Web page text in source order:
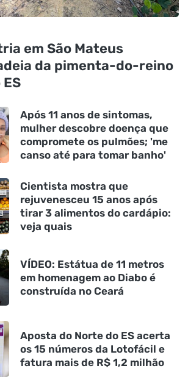
em São Mateus
da pimenta-do-reino
Após 11 anos de sintomas,
mulher descobre doença que
compromete os pulmões; 'me
canso até para tomar banho'
Cientista mostra que
rejuvenesceu 15 anos após
tirar 3 alimentos do cardápio:
veja quais
VÍDEO: Estátua de 11 metros
em homenagem ao Diabo é
construída no Ceará
Aposta do Norte do ES acerta
os 15 números da Lotofácil e
fatura mais de R$ 1,2 milhão